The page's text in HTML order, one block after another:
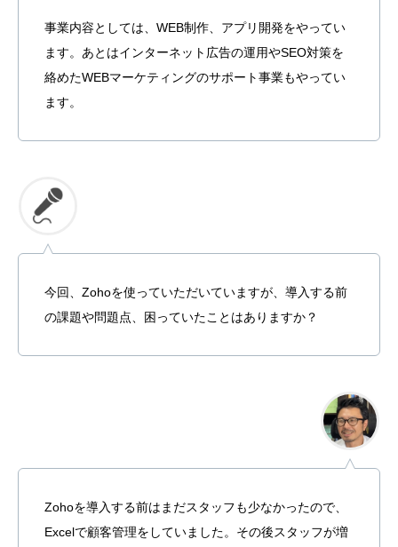
事業内容としては、WEB制作、アプリ開発をやってい
ます。あとはインターネット広告の運用やSEO対策を
絡めたWEBマーケティングのサポート事業もやってい
ます。
今回、Zohoを使っていただいていますが、導入する前
の課題や問題点、困っていたことはありますか？
Zohoを導入する前はまだスタッフも少なかったので、
Excelで顧客管理をしていました。その後スタッフが増